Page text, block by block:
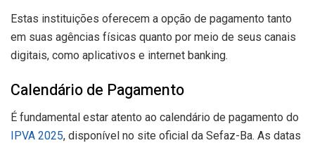
Estas instituições oferecem a opção de pagamento tanto
em suas agências físicas quanto por meio de seus canais
digitais, como aplicativos e internet banking.
Calendário de Pagamento
É fundamental estar atento ao calendário de pagamento do
IPVA 2025, disponível no site oficial da Sefaz-Ba. As datas